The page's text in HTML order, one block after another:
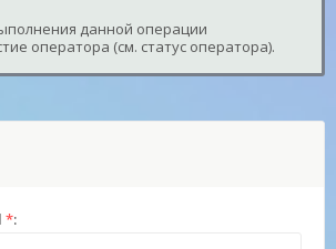
данной операции
оператора (см. статус оператора).
*: